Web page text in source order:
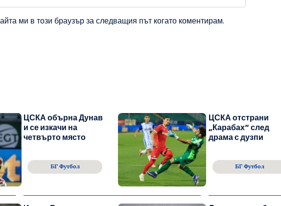
ми в този браузър за следващия път когато коментирам.
ЦСКА обърна Дунав
и се изкачи на
четвърто място
БГ Футбол
ЦСКА отстрани
„Карабах“ след
драма с дузпи
БГ Футбол